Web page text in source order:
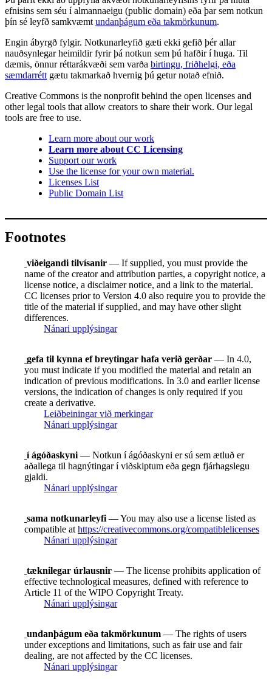
efnisins sem séu í almannaeigu (public domain) eða þar sem notkun
þín sé leyfð samkvæmt undanþágum eða takmörkunum.
Engin ábyrgð fylgir. Notkunarleyfið gæti ekki gefið þér allar
nauðsynlegar heimildir fyrir þá notkun sem þú hafðir í huga. Til
dæmis, önnur réttarákvæði sem varða birtingu, friðhelgi, eða
sæmdarrétt gætu takmarkað hvernig þú getur notað efnið.
Creative Commons is the nonprofit behind the open licenses and
other legal tools that allow creators to share their work. Our legal
tools are free to use.
Learn more about our work
Learn more about CC Licensing
Support our work
Use the license for your own material.
Licenses List
Public Domain List
Footnotes
viðeigandi tilvísanir — If supplied, you must provide the
name of the creator and attribution parties, a copyright notice, a
license notice, a disclaimer notice, and a link to the material.
CC licenses prior to Version 4.0 also require you to provide the
title of the material if supplied, and may have other slight
differences.
Nánari upplýsingar
gefa til kynna ef breytingar hafa verið gerðar — In 4.0,
you must indicate if you modified the material and retain an
indication of previous modifications. In 3.0 and earlier license
versions, the indication of changes is only required if you
create a derivative.
Leiðbeiningar við merkingar
Nánari upplýsingar
í ágóðaskyni — Notkun í ágóðaskyni er sú sem ætluð er
aðallega til hagnýtingar í viðskiptum eða gegn fjárhagslegu
gjaldi.
Nánari upplýsingar
sama notkunarleyfi — You may also use a license listed as
compatible at https://creativecommons.org/compatiblelicenses
Nánari upplýsingar
tæknilegar úrlausnir — The license prohibits application of
effective technological measures, defined with reference to
Article 11 of the WIPO Copyright Treaty.
Nánari upplýsingar
undanþágum eða takmörkunum — The rights of users
under exceptions and limitations, such as fair use and fair
dealing, are not affected by the CC licenses.
Nánari upplýsingar